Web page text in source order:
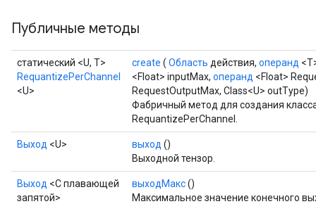
Публичные методы
статический <U, T>
RequantizePerChannel
<U>
create ( Область действия, операнд
<Float> inputMax, операнд <Float>
RequestOutputMax, Class<U> outType)
Фабричный метод для создания
RequantizePerChannel.
Выход <U> выход ()
Выходной тензор.
Выход <С плавающей
запятой>
выходМакс()
Максимальное значение конечного